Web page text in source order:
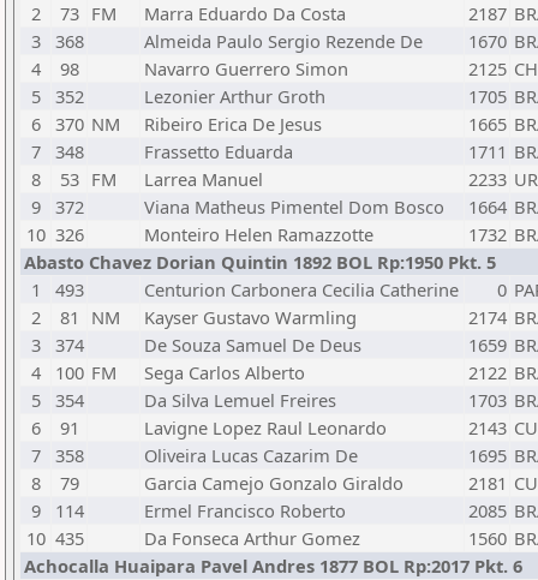
2
73 FM Marra Eduardo Da Costa 2187
3 368 Almeida Paulo Sergio Rezende De 1670
4
98 Navarro Guerrero Simon 2125
5 352 Lezonier Arthur Groth 1705
6 370 NM Ribeiro Erica De Jesus 1665
7 348 Frassetto Eduarda 1711
8
53 FM Larrea Manuel 2233
9 372 Viana Matheus Pimentel Dom Bosco 1664
10 326 Monteiro Helen Ramazzotte 1732
Abasto Chavez Dorian Quintin 1892 BOL Rp:1950 Pkt. 5
1
493 Centurion Carbonera Cecilia Catherine 0
2
81 NM Kayser Gustavo Warmling 2174
3 374 De Souza Samuel De Deus 1659
4
100 FM Sega Carlos Alberto 2122
5 354 Da Silva Lemuel Freires 1703
6
91 Lavigne Lopez Raul Leonardo 2143
7 358 Oliveira Lucas Cazarim De 1695
8
79 Garcia Camejo Gonzalo Giraldo 2181
9
114 Ermel Francisco Roberto 2085
10 435 Da Fonseca Arthur Gomez 1560
Achocalla Huaipara Pavel Andres 1877 BOL Rp:2017 Pkt. 6